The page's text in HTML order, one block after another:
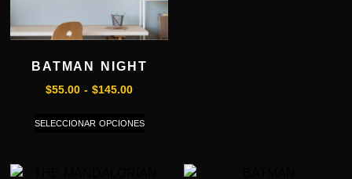
BATMAN NIGHT
$55.00 - $145.00
SELECCIONAR OPCIONES